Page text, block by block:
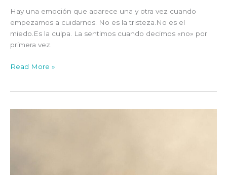
Hay una emoción que aparece una y otra vez cuando
empezamos a cuidarnos. No es la tristeza.No es el
miedo.Es la culpa. La sentimos cuando decimos «no» por
primera vez.
Read More »